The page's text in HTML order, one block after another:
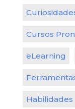
Cursos
eLearning
Habilidades